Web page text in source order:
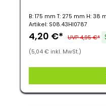
B: 175 mm T: 275 mm H: 38
Artikel: S08.43HI0787
4,20 €* UVP 4,95 €*
(5,04 € inkl. MwSt.)